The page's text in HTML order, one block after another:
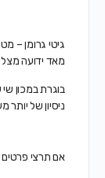
מאד ידועה
בוגרת במכון שי
ניסיון של יותר
אם תרצי פרטים